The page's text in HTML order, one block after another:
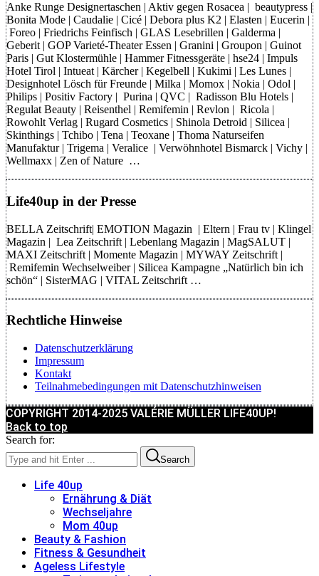
Anke Runge Designertaschen | Aktiv gegen Rosacea | beautypress |
Bonita Mode | Caudalie | Cicé | Debora plus K2 | Elasten | Eucerin |
Foreo | Friedrichs Feinfisch | GLAS Lesebrillen | Galderma |
Geberit | GOP Varieté-Theater Essen | Granini | Groupon | Guinot
Paris | Gut Klostermühle | Hammer Fitnessgeräte | hse24 | Impuls
Hotel Tirol | Intueat | Kärcher | Kegelbell | Kukimi | Les Lunes |
Designhotel Lösch für Freunde | Milka | Momox | Nokia | Odol |
Philips | Positiv Factory | Purina | QVC | Radisson Blu Hotels |
Regulat Beauty | Reisenthel | Remifemin | Revlon | Ricola |
Rowohlt Verlag | Rugard Cosmetics | Shinola Detroid | Silicea |
Skinthings | Tchibo | Tena | Teoxane | Thoma Naturseifen
Manufaktur | Trigema | Veralice | Verwöhnhotel Bismarck | Vichy |
Wellmaxx | Zen of Nature …
Life40up in der Presse
BELLA Zeitschrift| EMOTION Magazin | Eltern | Frau tv | Klingel
Magazin | Lea Zeitschrift | Lebenlang Magazin | MagSALUT |
MAXI Zeitschrift | Momente Magazin | MYWAY Zeitschrift |
Remifemin Wechselweiber | Silicea Kampagne „Natürlich bin ich
schön“ | SisterMAG | VITAL Zeitschrift …
Rechtliche Hinweise
Datenschutzerklärung
Impressum
Kontakt
Teilnahmebedingungen mit Datenschutzhinweisen
COPYRIGHT 2014-2025 VALÉRIE MÜLLER LIFE40UP!
Back to top
Search for:
Search
Life 40up
Ernährung & Diät
Wechseljahre
Mom 40up
Beauty & Fashion
Fitness & Gesundheit
Ageless Lifestyle